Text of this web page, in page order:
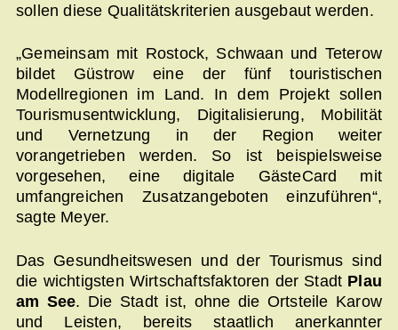
sollen diese Qualitätskriterien ausgebaut werden.
„Gemeinsam mit Rostock, Schwaan und Teterow
bildet Güstrow eine der fünf touristischen
Modellregionen im Land. In dem Projekt sollen
Tourismusentwicklung, Digitalisierung, Mobilität
und Vernetzung in der Region weiter
vorangetrieben werden. So ist beispielsweise
vorgesehen, eine digitale GästeCard mit
umfangreichen Zusatzangeboten einzuführen“,
sagte Meyer.
Das Gesundheitswesen und der Tourismus sind
die wichtigsten Wirtschaftsfaktoren der Stadt Plau
am See. Die Stadt ist, ohne die Ortsteile Karow
und Leisten, bereits staatlich anerkannter